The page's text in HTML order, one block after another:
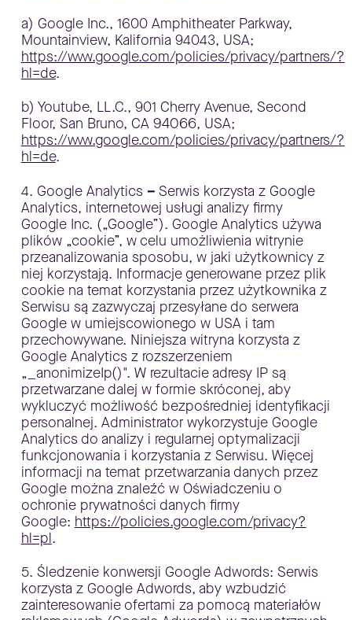
a) Google Inc., 1600 Amphitheater Parkway,
Mountainview, Kalifornia 94043, USA;
https://www.google.com/policies/privacy/partners/?
hl=de.
b) Youtube, LL.C., 901 Cherry Avenue, Second
Floor, San Bruno, CA 94066, USA;
https://www.google.com/policies/privacy/partners/?
hl=de.
4. Google Analytics–Serwis korzysta z Google
Analytics, internetowej usługi analizy firmy
Google Inc. („Google”). Google Analytics używa
plików „cookie”, w celu umożliwienia witrynie
przeanalizowania sposobu, w jaki użytkownicy z
niej korzystają. Informacje generowane przez plik
cookie na temat korzystania przez użytkownika z
Serwisu są zazwyczaj przesyłane do serwera
Google w umiejscowionego w USA i tam
przechowywane. Niniejsza witryna korzysta z
Google Analytics z rozszerzeniem
„_anonimizeIp()". W rezultacie adresy IP są
przetwarzane dalej w formie skróconej, aby
wykluczyć możliwość bezpośredniej identyfikacji
personalnej. Administrator wykorzystuje Google
Analytics do analizy i regularnej optymalizacji
funkcjonowania i korzystania z Serwisu. Więcej
informacji na temat przetwarzania danych przez
Google można znaleźć w Oświadczeniu o
ochronie prywatności danych firmy
Google: https://policies.google.com/privacy?
hl=pl.
5. Śledzenie konwersji Google Adwords: Serwis
korzysta z Google Adwords, aby wzbudzić
zainteresowanie ofertami za pomocą materiałów